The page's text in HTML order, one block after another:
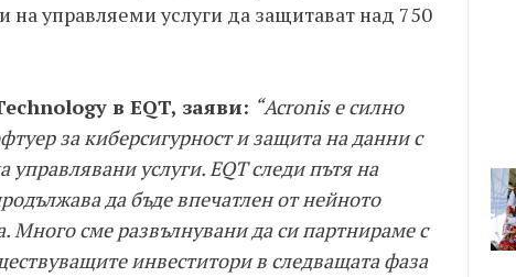
на управляеми услуги да защитават над 750
в EQT, заяви: “Acronis е силно
за киберсигурност и защита на данни с
управлявани услуги. EQT следи пътя на
да бъде впечатлен от нейното
Много сме развълнувани да си партнираме с
инвеститори в следващата фаза